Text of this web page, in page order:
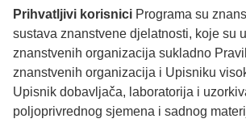
Prihvatljivi korisnici Programa su
sustava znanstvene djelatnosti, koje su
znanstvenih organizacija sukladno
znanstvenih organizacija i Upisniku
Upisnik dobavljača, laboratorija i
poljoprivrednog sjemena i sadnog